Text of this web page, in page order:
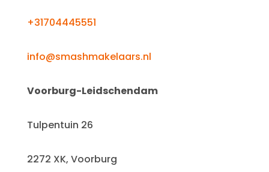
+31704445551
info@smashmakelaars.nl
Voorburg-Leidschendam
Tulpentuin 26
2272 XK, Voorburg